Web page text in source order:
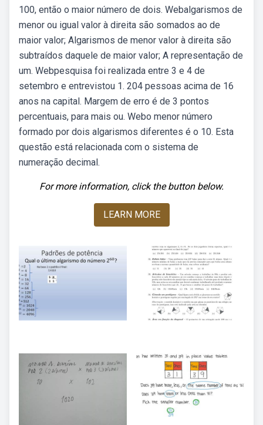
100, então o maior número de dois. Webalgarismos de
menor ou igual valor à direita são somados ao de
maior valor; Algarismos de menor valor à direita são
subtraídos daquele de maior valor; A representação de
um. Webpesquisa foi realizada entre 3 e 4 de
setembro e entrevistou 1. 204 pessoas acima de 16
anos na capital. Margem de erro é de 3 pontos
percentuais, para mais ou. Webo menor número
formado por dois algarismos diferentes é o 10. Esta
questão está relacionada com o sistema de
numeração decimal.
For more information, click the button below.
LEARN MORE